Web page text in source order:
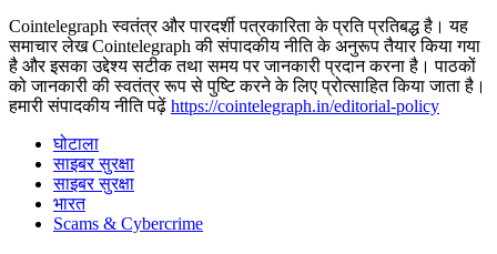
Cointelegraph स्वतंत्र और पारदर्शी पत्रकारिता के प्रति प्रतिबद्ध है। यह
समाचार लेख Cointelegraph की संपादकीय नीति के अनुरूप तैयार किया गया
है और इसका उद्देश्य सटीक तथा समय पर जानकारी प्रदान करना है। पाठकों
को जानकारी की स्वतंत्र रूप से पुष्टि करने के लिए प्रोत्साहित किया जाता है।
हमारी संपादकीय नीति पढ़ें https://cointelegraph.in/editorial-policy
घोटाला
साइबर सुरक्षा
साइबर सुरक्षा
भारत
Scams & Cybercrime